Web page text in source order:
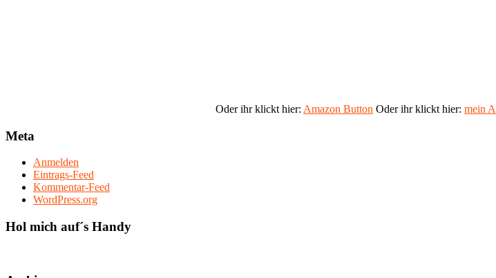
Oder ihr klickt hier: Amazon Button Oder ihr klickt hier: mein
Meta
Anmelden
Eintrags-Feed
Kommentar-Feed
WordPress.org
Hol mich auf´s Handy